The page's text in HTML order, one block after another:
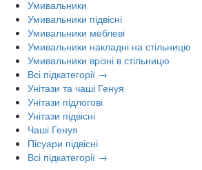
Умивальники
Умивальники підвісні
Умивальники меблеві
Умивальники накладні на стільницю
Умивальники врізні в стільницю
Всі підкатегорії →
Унітази та чаші Генуя
Унітази підлогові
Унітази підвісні
Чаші Генуя
Пісуари підвісні
Всі підкатегорії →